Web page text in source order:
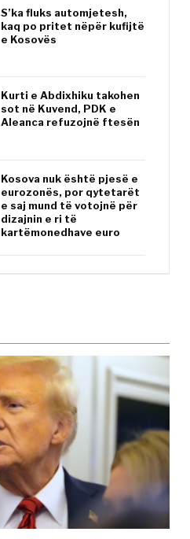
S’ka fluks automjetesh,
kaq po pritet nëpër kufijtë
e Kosovës
Kurti e Abdixhiku takohen
sot në Kuvend, PDK e
Aleanca refuzojnë ftesën
Kosova nuk është pjesë e
eurozonës, por qytetarët
e saj mund të votojnë për
dizajnin e ri të
kartëmonedhave euro